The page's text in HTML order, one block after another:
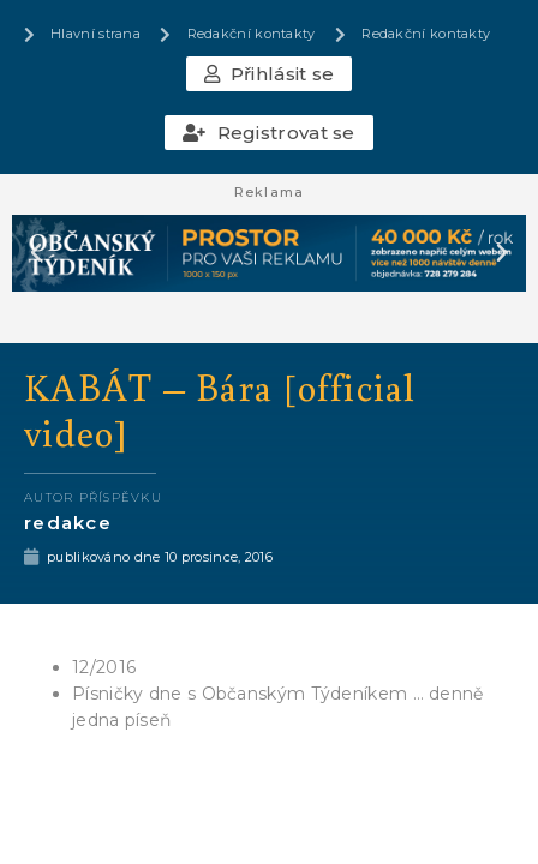
Hlavní strana Redakční kontakty Redakční kontakty
Přihlásit se
Registrovat se
Reklama
KABÁT – Bára [official
video]
AUTOR PŘÍSPĚVKU
redakce
publikováno dne 10 prosince, 2016
12/2016
Písničky dne s Občanským Týdeníkem … denně
jedna píseň